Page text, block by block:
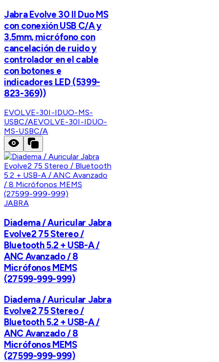
Jabra Evolve 30 II Duo MS
con conexión USB C/A y
3.5mm, micrófono con
cancelación de ruido y
controlador en el cable
con botones e
indicadores LED (5399-
823-369))
EVOLVE-30I-IDUO-MS-
USBC/AEVOLVE-30I-IDUO-
MS-USBC/A
JABRA
Diadema / Auricular Jabra
Evolve2 75 Stereo /
Bluetooth 5.2 + USB-A /
ANC Avanzado / 8
Micrófonos MEMS
(27599-999-999)
Diadema / Auricular Jabra
Evolve2 75 Stereo /
Bluetooth 5.2 + USB-A /
ANC Avanzado / 8
Micrófonos MEMS
(27599-999-999)